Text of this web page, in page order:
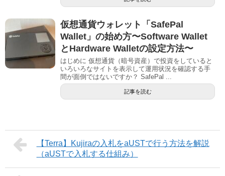
仮想通貨ウォレット「SafePal
Wallet」の始め方〜Software Wallet
とHardware Walletの設定方法〜
はじめに 仮想通貨（暗号資産）で投資をしていると
いろいろなサイトを表示して運用状況を確認する手
間が面倒ではないですか？ SafePal ...
記事を読む
【Terra】Kujiraの入札をaUSTで行う方法を解説
（aUSTで入札する仕組み）